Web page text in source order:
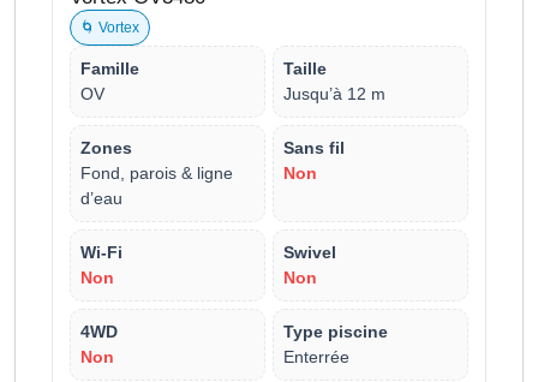
🌀 Vortex
Famille
OV
Taille
Jusqu’à 12 m
Zones
Fond, parois & ligne
d’eau
Sans fil
Non
Wi-Fi
Non
Swivel
Non
4WD
Non
Type piscine
Enterrée